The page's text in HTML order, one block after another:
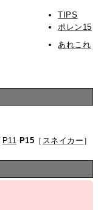
TIPS
ポレン15
あれこれ
P11 P15 ［ スネイカー ］